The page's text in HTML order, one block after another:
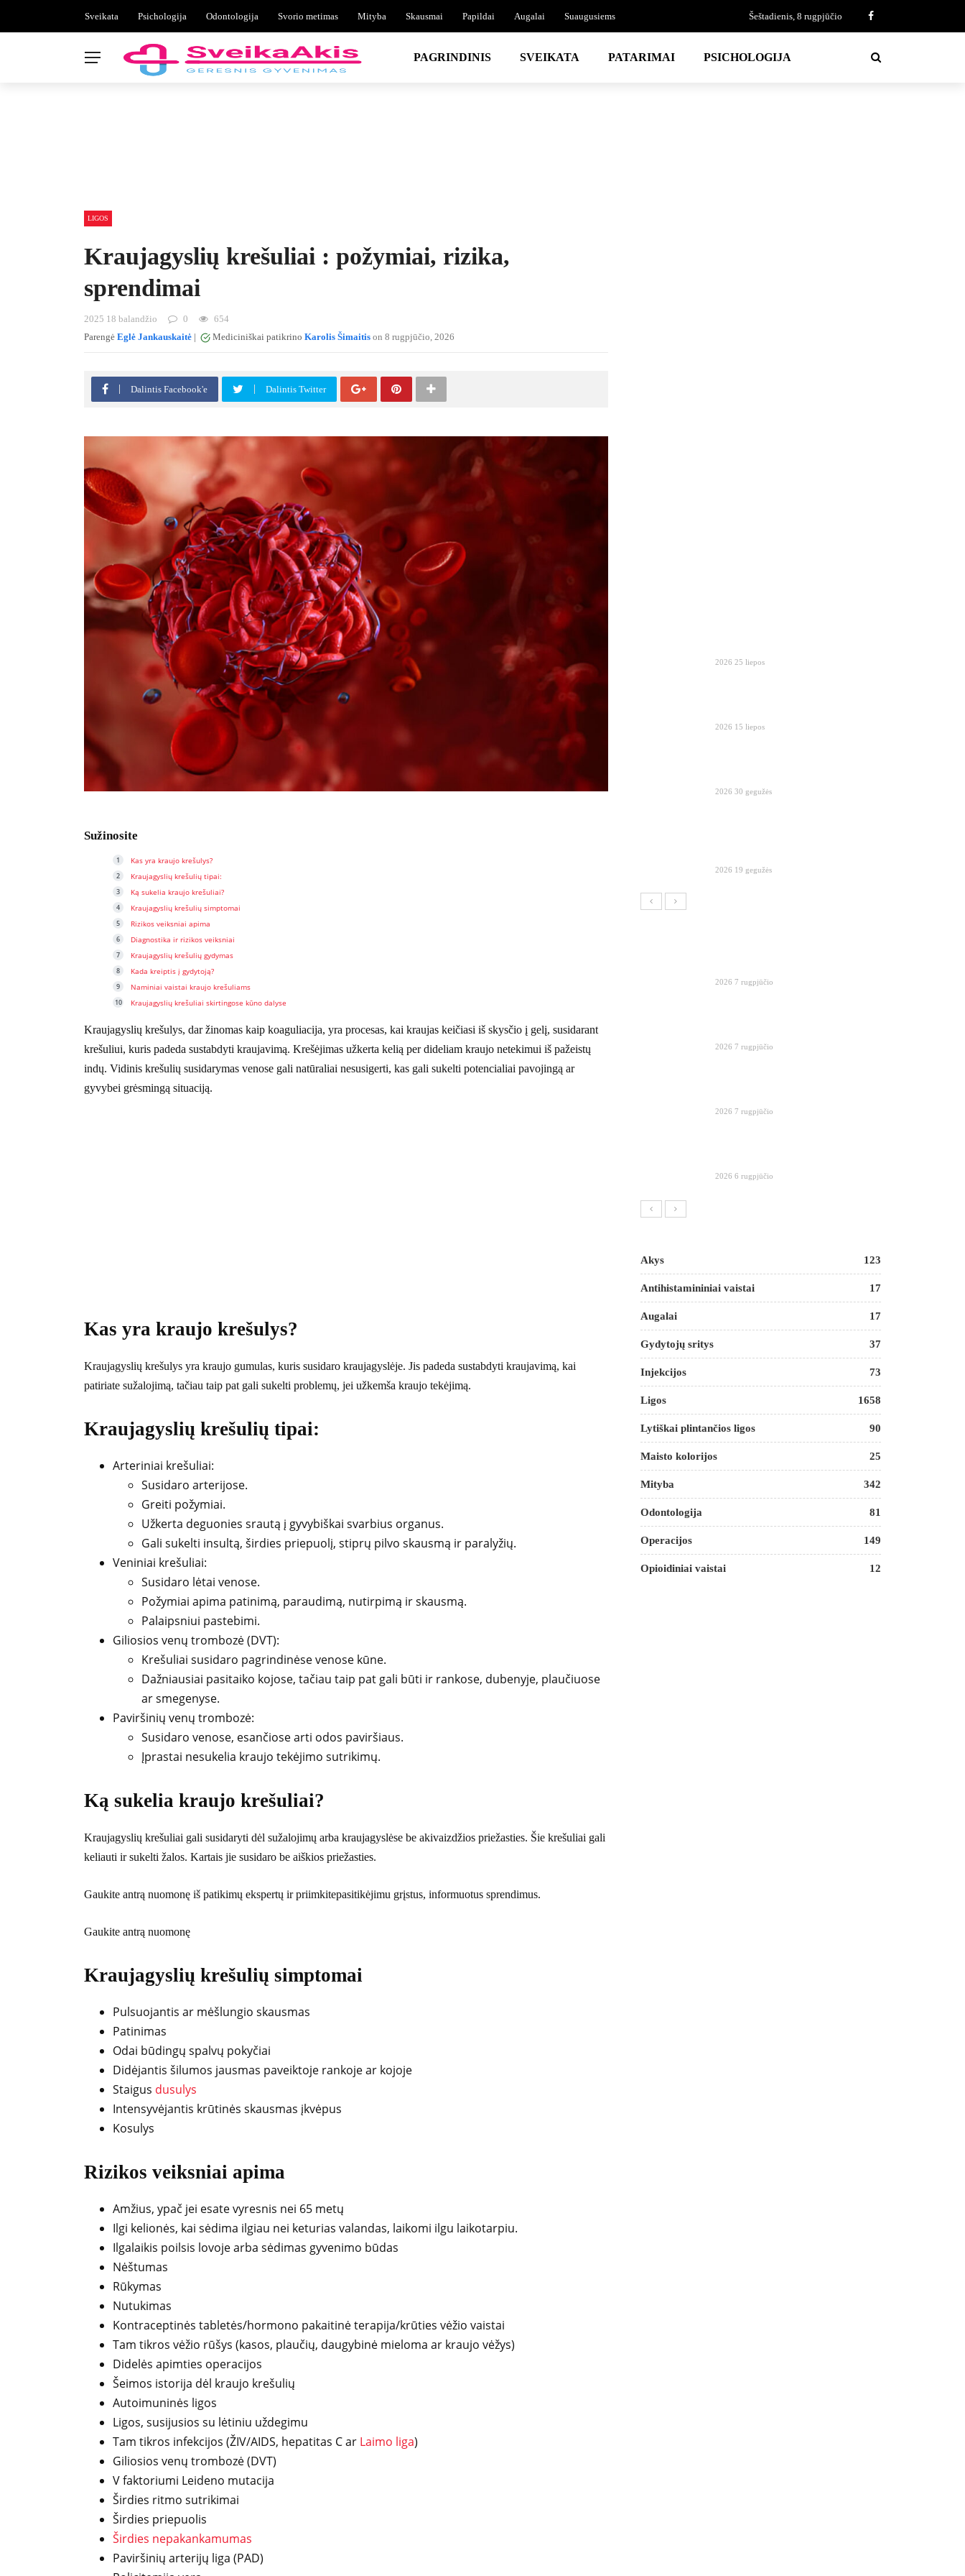
Sveikata Psichologija Odontologija Svorio metimas Mityba Skausmai Papildai Augalai Suaugusiems Šeštadienis, 8 rugpjūčio
PAGRINDINIS SVEIKATA PATARIMAI PSICHOLOGIJA
LIGOS
Kraujagyslių krešuliai : požymiai, rizika,
sprendimai
2025 18 balandžio 0
654
Parengė Eglė Jankauskaitė | Mediciniškai patikrino Karolis Šimaitis on 8 rugpjūčio, 2026
Dalintis Facebook'e Dalintis Twitter
Sužinosite
Kas yra kraujo krešulys?
Kraujagyslių krešulių tipai:
Ką sukelia kraujo krešuliai?
Kraujagyslių krešulių simptomai
Rizikos veiksniai apima
Diagnostika ir rizikos veiksniai
Kraujagyslių krešulių gydymas
Kada kreiptis į gydytoją?
Naminiai vaistai kraujo krešuliams
Kraujagyslių krešuliai skirtingose kūno dalyse
Kraujagyslių krešulys, dar žinomas kaip koaguliacija, yra procesas, kai kraujas keičiasi iš skysčio į gelį, susidarant
krešuliui, kuris padeda sustabdyti kraujavimą. Krešėjimas užkerta kelią per dideliam kraujo netekimui iš pažeistų
indų. Vidinis krešulių susidarymas venose gali natūraliai nesusigerti, kas gali sukelti potencialiai pavojingą ar
gyvybei grėsmingą situaciją.
Kas yra kraujo krešulys?
Kraujagyslių krešulys yra kraujo gumulas, kuris susidaro kraujagyslėje. Jis padeda sustabdyti kraujavimą, kai
patiriate sužalojimą, tačiau taip pat gali sukelti problemų, jei užkemša kraujo tekėjimą.
Kraujagyslių krešulių tipai:
Arteriniai krešuliai:
Susidaro arterijose.
Greiti požymiai.
Užkerta deguonies srautą į gyvybiškai svarbius organus.
Gali sukelti insultą, širdies priepuolį, stiprų pilvo skausmą ir paralyžių.
Veniniai krešuliai:
Susidaro lėtai venose.
Požymiai apima patinimą, paraudimą, nutirpimą ir skausmą.
Palaipsniui pastebimi.
Giliosios venų trombozė (DVT):
Krešuliai susidaro pagrindinėse venose kūne.
Dažniausiai pasitaiko kojose, tačiau taip pat gali būti ir rankose, dubenyje, plaučiuose
ar smegenyse.
Paviršinių venų trombozė:
Susidaro venose, esančiose arti odos paviršiaus.
Įprastai nesukelia kraujo tekėjimo sutrikimų.
Ką sukelia kraujo krešuliai?
Kraujagyslių krešuliai gali susidaryti dėl sužalojimų arba kraujagyslėse be akivaizdžios priežasties. Šie krešuliai gali
keliauti ir sukelti žalos. Kartais jie susidaro be aiškios priežasties.
Gaukite antrą nuomonę iš patikimų ekspertų ir priimkitepasitikėjimu grįstus, informuotus sprendimus.
Gaukite antrą nuomonę
Kraujagyslių krešulių simptomai
Pulsuojantis ar mėšlungio skausmas
Patinimas
Odai būdingų spalvų pokyčiai
Didėjantis šilumos jausmas paveiktoje rankoje ar kojoje
Staigus dusulys
Intensyvėjantis krūtinės skausmas įkvėpus
Kosulys
Rizikos veiksniai apima
Amžius, ypač jei esate vyresnis nei 65 metų
Ilgi kelionės, kai sėdima ilgiau nei keturias valandas, laikomi ilgu laikotarpiu.
Ilgalaikis poilsis lovoje arba sėdimas gyvenimo būdas
Nėštumas
Rūkymas
Nutukimas
Kontraceptinės tabletės/hormono pakaitinė terapija/krūties vėžio vaistai
Tam tikros vėžio rūšys (kasos, plaučių, daugybinė mieloma ar kraujo vėžys)
Didelės apimties operacijos
Šeimos istorija dėl kraujo krešulių
Autoimuninės ligos
Ligos, susijusios su lėtiniu uždegimu
Tam tikros infekcijos (ŽIV/AIDS, hepatitas C ar Laimo liga)
Giliosios venų trombozė (DVT)
V faktoriumi Leideno mutacija
Širdies ritmo sutrikimai
Širdies priepuolis
Širdies nepakankamumas
Paviršinių arterijų liga (PAD)
2026 25 liepos
2026 15 liepos
2026 30 gegužės
2026 19 gegužės
2026 7 rugpjūčio
2026 7 rugpjūčio
2026 7 rugpjūčio
2026 6 rugpjūčio
Akys 123
Antihistamininiai vaistai 17
Augalai 17
Gydytojų sritys 37
Injekcijos 73
Ligos 1658
Lytiškai plintančios ligos 90
Maisto kolorijos 25
Mityba 342
Odontologija 81
Operacijos 149
Opioidiniai vaistai 12